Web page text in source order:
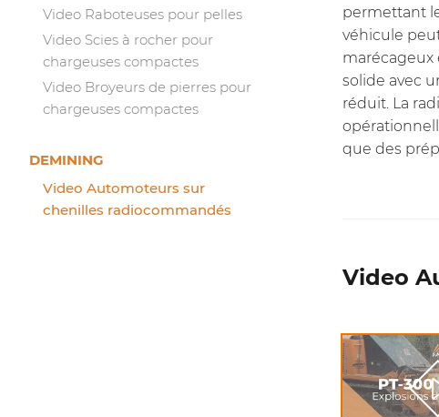
Video Raboteuses pour pelles
Video Scies à rocher pour
chargeuses compactes
Video Broyeurs de pierres pour
chargeuses compactes
DEMINING
Video Automoteurs sur
chenilles radiocommandés
permettant
véhicule
marécageux
solide avec
réduit. La
que des
Video